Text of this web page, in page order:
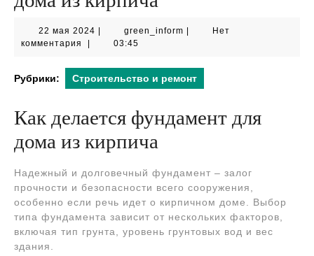
22 мая 2024 22
green_informgreen_inform
Нет
комментария
03:45
Рубрики: Строительство и ремонт
Как делается фундамент для
дома из кирпича
Надежный и долговечный фундамент – залог
прочности и безопасности всего сооружения,
особенно если речь идет о кирпичном доме. Выбор
типа фундамента зависит от нескольких факторов,
включая тип грунта, уровень грунтовых вод и вес
здания.